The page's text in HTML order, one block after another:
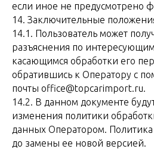
если иное не предусмотрено
14. Заключительные
14.1. Пользователь может
разъяснения по
касающимся обработки его
обратившись к Оператору с
почты office@topcarimport.ru.
14.2. В данном документе
изменения политики
данных Оператором. Политика
до замены ее новой версией.